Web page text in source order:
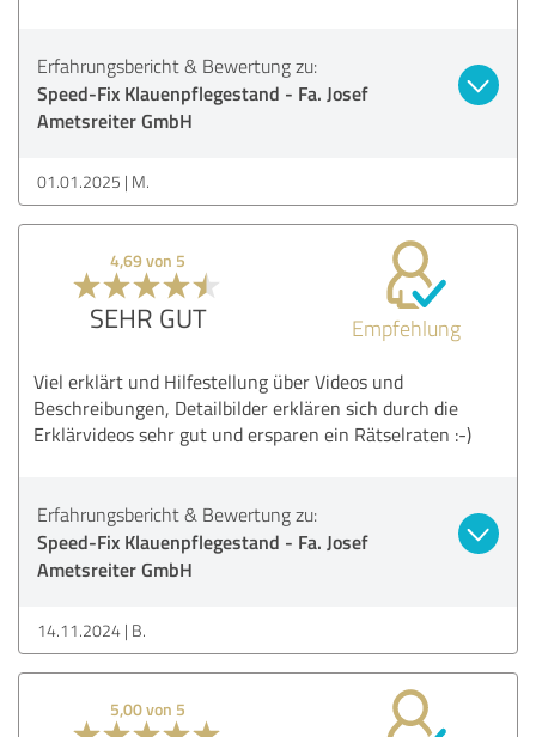
Erfahrungsbericht & Bewertung zu:
Speed-Fix Klauenpflegestand - Fa. Josef
Ametsreiter GmbH
01.01.2025 M.
4,69 von 5
SEHR GUT Empfehlung
Viel erklärt und Hilfestellung über Videos und
Beschreibungen, Detailbilder erklären sich durch die
Erklärvideos sehr gut und ersparen ein Rätselraten :-)
Erfahrungsbericht & Bewertung zu:
Speed-Fix Klauenpflegestand - Fa. Josef
Ametsreiter GmbH
14.11.2024 B.
5,00 von 5